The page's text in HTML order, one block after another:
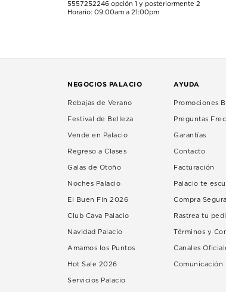
5557252246 opción 1 y posteriormente 2
Horario: 09:00am a 21:00pm
NEGOCIOS PALACIO
Rebajas de Verano
Festival de Belleza
Vende en Palacio
Regreso a Clases
Galas de Otoño
Noches Palacio
El Buen Fin 2026
Club Cava Palacio
Navidad Palacio
Amamos los Puntos
Hot Sale 2026
Servicios Palacio
AYUDA
Promociones
Preguntas
Garantías
Contacto
Facturación
Palacio te
Compra Segura
Rastrea tu
Términos y
Canales
Comunicación